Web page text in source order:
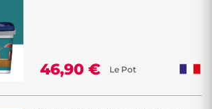
46,90 € Le Pot